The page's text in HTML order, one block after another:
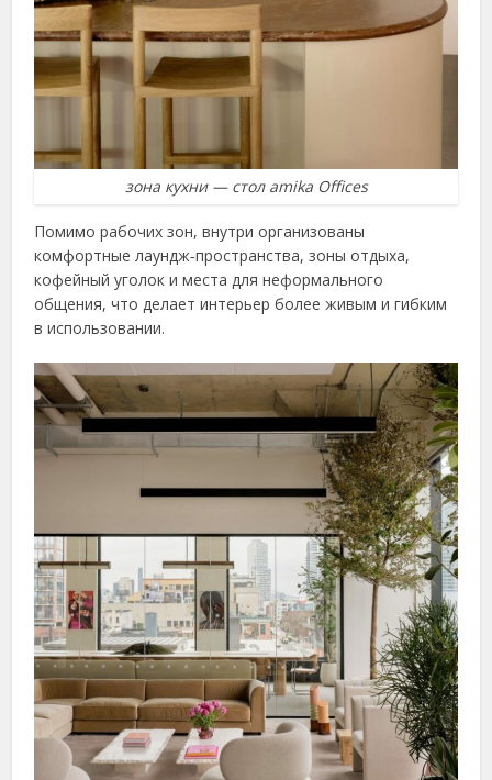
зона кухни — стол amika Offices
Помимо рабочих зон, внутри организованы
комфортные лаундж‑пространства, зоны отдыха,
кофейный уголок и места для неформального
общения, что делает интерьер более живым и гибким
в использовании.